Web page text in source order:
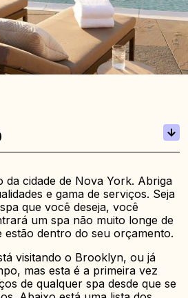
da cidade de Nova York. Abriga
e gama de serviços. Seja
que você deseja, você
um spa não muito longe de
dentro do seu orçamento.
visitando o Brooklyn, ou já
mas esta é a primeira vez
de qualquer spa desde que se